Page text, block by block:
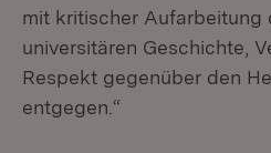
mit kritischer Aufarbeitung
universitären Geschichte,
Respekt gegenüber den
entgegen.“